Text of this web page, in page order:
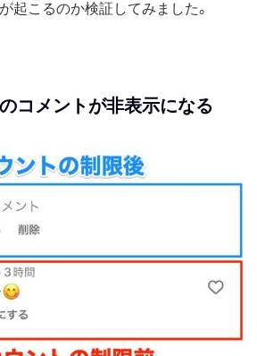
起こるのか検証してみました。
コメントが非表示になる